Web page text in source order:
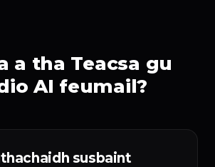
a tha Teacsa gu
AI feumail?
susbaint